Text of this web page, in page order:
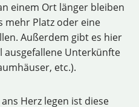
einem Ort länger bleiben
mehr Platz oder eine
Außerdem gibt es hier
ausgefallene Unterkünfte
etc.).
Herz legen ist diese